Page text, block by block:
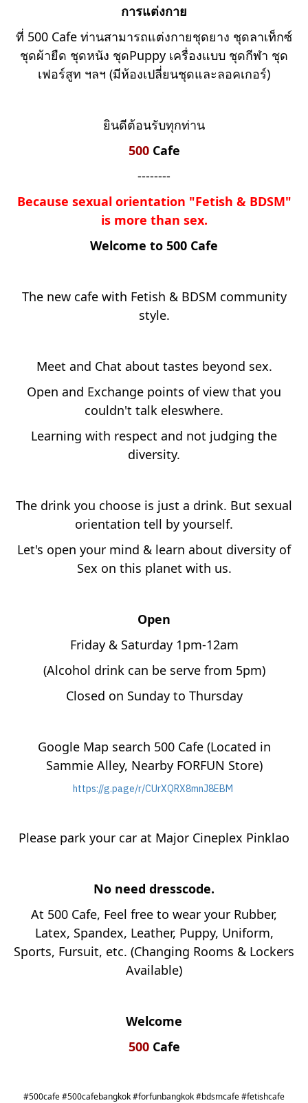
การแต่งกาย
ที่ 500 Cafe ท่านสามารถแต่งกายชุดยาง ชุดลาเท็กซ์
ชุดผ้ายืด ชุดหนัง ชุดPuppy เครื่องแบบ ชุดกีฬา ชุด
เฟอร์สูท ฯลฯ (มีห้องเปลี่ยนชุดและลอคเกอร์)
ยินดีต้อนรับทุกท่าน
500 Cafe
--------
Because sexual orientation "Fetish & BDSM"
is more than sex.
Welcome to 500 Cafe
The new cafe with Fetish & BDSM community
style.
Meet and Chat about tastes beyond sex.
Open and Exchange points of view that you
couldn't talk eleswhere.
Learning with respect and not judging the
diversity.
The drink you choose is just a drink. But sexual
orientation tell by yourself.
Let's open your mind & learn about diversity of
Sex on this planet with us.
Open
Friday & Saturday 1pm-12am
(Alcohol drink can be serve from 5pm)
Closed on Sunday to Thursday
Google Map search 500 Cafe (Located in
Sammie Alley, Nearby FORFUN Store)
https://g.page/r/CUrXQRX8mnJ8EBM
Please park your car at Major Cineplex Pinklao
No need dresscode.
At 500 Cafe, Feel free to wear your Rubber,
Latex, Spandex, Leather, Puppy, Uniform,
Sports, Fursuit, etc. (Changing Rooms & Lockers
Available)
Welcome
500 Cafe
#500cafe #500cafebangkok #forfunbangkok#bdsmcafe #fetishcafe